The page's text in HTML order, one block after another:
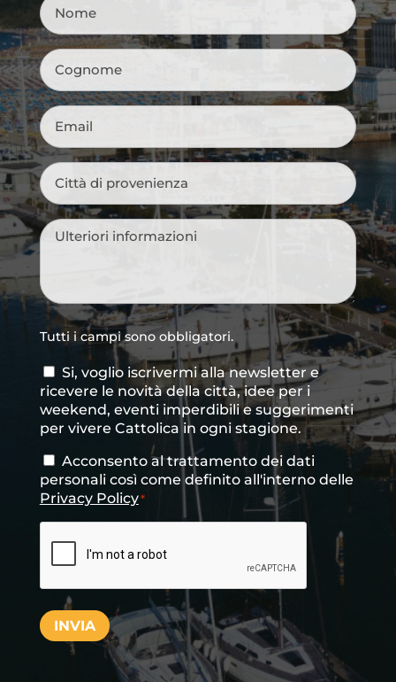
Cognome
Email
Città
di
provenienza*
Messaggio
Tutti i campi sono obbligatori.
Consenso
newsletter
Si, voglio iscrivermi alla newsletter e
ricevere le novità della città, idee per i
weekend, eventi imperdibili e suggerimenti
per vivere Cattolica in ogni stagione.
Consenso*
Acconsento al trattamento dei dati
personali così come definito all'interno delle
Privacy Policy*
INVIA